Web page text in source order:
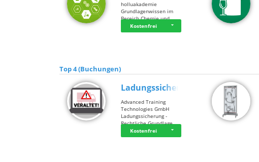
holluakademie
Grundlagenwissen im
Bereich Chemie und …
Kostenfrei
Top 4 (Buchungen)
Ladungssicherung
Advanced Training
Technologies GmbH
Ladungssicherung -
Rechtliche Grundlage…
Kostenfrei